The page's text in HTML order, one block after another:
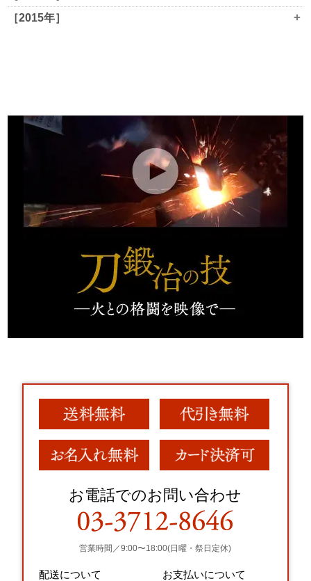
［2015年］ +
お電話でのお問い合わせ
営業時間／9:00〜18:00(日曜・祭日定休)
配送について お支払いについて